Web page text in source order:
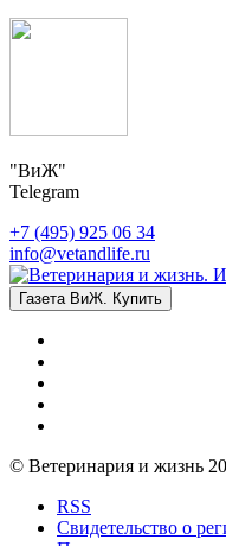
"ВиЖ"
Telegram
+7 (495) 925 06 34
info@vetandlife.ru
Газета ВиЖ. Купить
© Ветеринария и жизнь
RSS
Свидетельство о